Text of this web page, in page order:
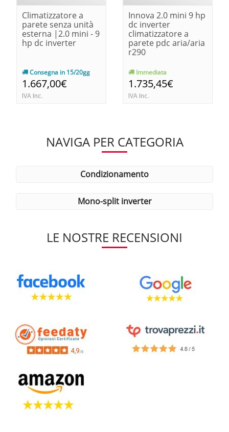
Climatizzatore a
parete senza unità
esterna |2.0 mini - 9
hp dc inverter
Consegna in 15/20gg
1.667,00€
IVA Inc.
Innova 2.0 mini 9 hp
dc inverter
climatizzatore a
parete pdc aria/aria
r290
Immediata
1.735,45€
IVA Inc.
NAVIGA PER CATEGORIA
condizionamento
mono-split inverter
LE NOSTRE RECENSIONI